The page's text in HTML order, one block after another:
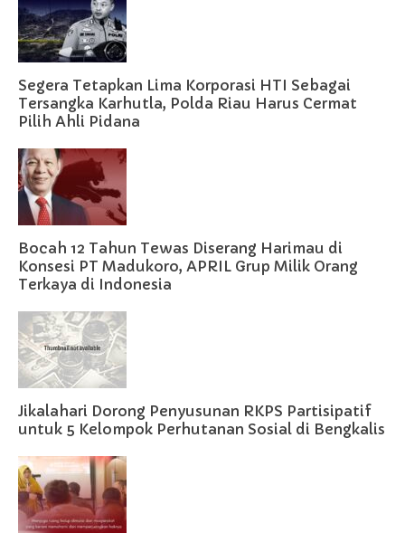
Segera Tetapkan Lima Korporasi HTI Sebagai
Tersangka Karhutla, Polda Riau Harus Cermat
Pilih Ahli Pidana
Bocah 12 Tahun Tewas Diserang Harimau di
Konsesi PT Madukoro, APRIL Grup Milik Orang
Terkaya di Indonesia
Jikalahari Dorong Penyusunan RKPS Partisipatif
untuk 5 Kelompok Perhutanan Sosial di Bengkalis